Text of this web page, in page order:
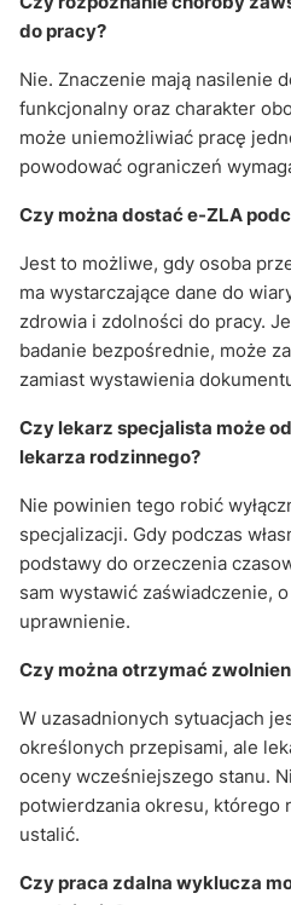
do pracy?
Nie. Znaczenie mają nasilenie
funkcjonalny oraz charakter
może uniemożliwiać pracę
powodować ograniczeń
Czy można dostać e-ZLA
Jest to możliwe, gdy osoba
ma wystarczające dane do
zdrowia i zdolności do pracy.
badanie bezpośrednie, może
zamiast wystawienia
Czy lekarz specjalista może
lekarza rodzinnego?
Nie powinien tego robić
specjalizacji. Gdy podczas
podstawy do orzeczenia
sam wystawić zaświadczenie,
uprawnienie.
Czy można otrzymać
W uzasadnionych sytuacjach
określonych przepisami, ale
oceny wcześniejszego stanu.
potwierdzania okresu, którego
ustalić.
Czy praca zdalna wyklucza